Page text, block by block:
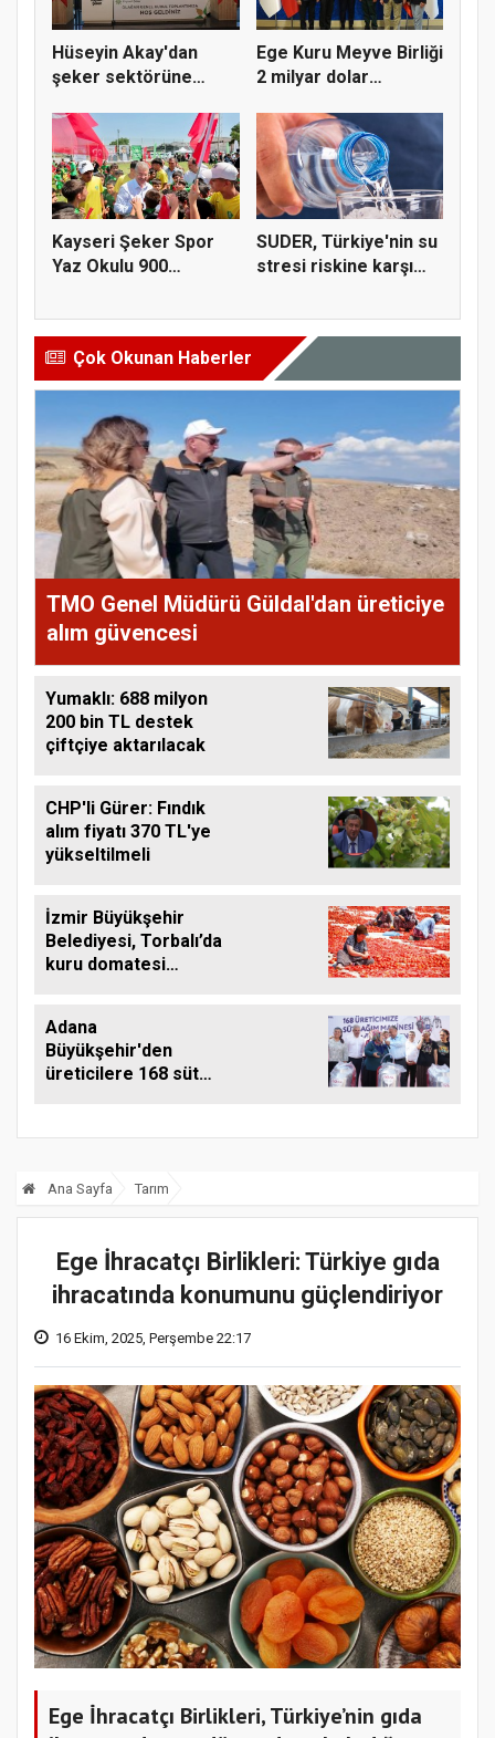
Hüseyin Akay'dan
şeker sektörüne
Ege Kuru Meyve Birliği
2 milyar dolar
Kayseri Şeker Spor
Yaz Okulu 900
SUDER, Türkiye'nin su
stresi riskine karşı
Çok Okunan Haberler
TMO Genel Müdürü Güldal'dan üreticiye
alım güvencesi
Yumaklı: 688 milyon
200 bin TL destek
çiftçiye aktarılacak
CHP'li Gürer: Fındık
alım fiyatı 370 TL'ye
yükseltilmeli
İzmir Büyükşehir
Belediyesi, Torbalı’da
kuru domatesi
Adana
Büyükşehir'den
üreticilere 168 süt
Ana Sayfa Tarım
Ege İhracatçı Birlikleri: Türkiye gıda
ihracatında konumunu güçlendiriyor
16 Ekim, 2025, Perşembe 22:17
Ege İhracatçı Birlikleri, Türkiye’nin gıda